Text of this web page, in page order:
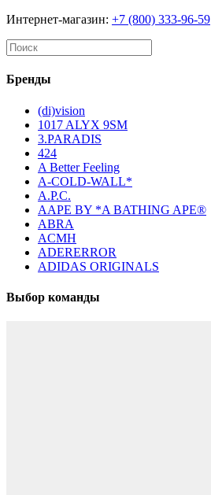
Интернет-магазин: +7 (800) 333-96-59
Бренды
(di)vision
1017 ALYX 9SM
3.PARADIS
424
A Better Feeling
A-COLD-WALL*
A.P.C.
AAPE BY *A BATHING APE®
ABRA
ACMH
ADERERROR
ADIDAS ORIGINALS
Выбор команды